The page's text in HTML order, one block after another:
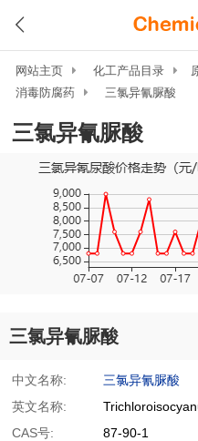
网站主页 化工产品目录
消毒防腐药
三氯异氰脲酸
三氯异氰脲酸
三氯异氰脲酸
中文名称:
三氯异氰脲酸
英文名称:
CAS号:
87-90-1